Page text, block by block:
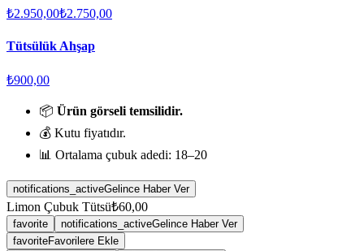
₺2.950,00₺2.750,00
Tütsülük Ahşap
₺900,00
📦 Ürün görseli temsilidir.
💰 Kutu fiyatıdır.
📊 Ortalama çubuk adedi: 18–20
notifications_activeGelince Haber Ver
Limon Çubuk Tütsü₺60,00
favorite notifications_activeGelince Haber Ver
favoriteFavorilere Ekle